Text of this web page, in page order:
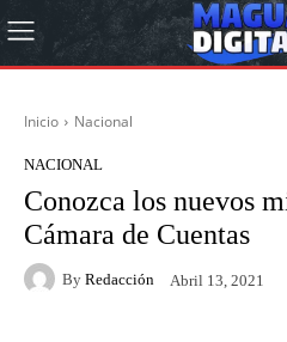
Inicio Nacional
NACIONAL
Conozca los nuevos
Cámara de Cuentas
By Redacción Abril 13, 2021